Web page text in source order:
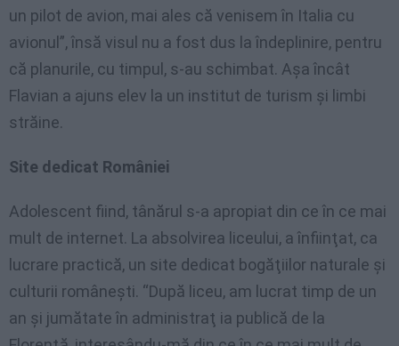
un pilot de avion, mai ales că venisem în Italia cu
avionul”,însă visul nu a fost dus la îndeplinire, pentru
că planurile, cu timpul , s-au schimbat. Aşa încât
Flavian a ajuns elev la un institut de turism şi limbi
străine.
Site dedicat României
Adolescent fiind, tânărul s-a apropiat din ce în ce mai
mult de internet. La absolvirea liceului, a înfiinţat, ca
lucrare practică, un site dedicat bogăţiilor naturale şi
culturii româneşti. “După liceu, am lucrat timp de un
an şi jumătate în administraţ ia publică de la